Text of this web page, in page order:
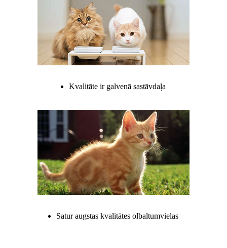
Kvalitāte ir galvenā sastāvdaļa
Satur augstas kvalitātes olbaltumvielas